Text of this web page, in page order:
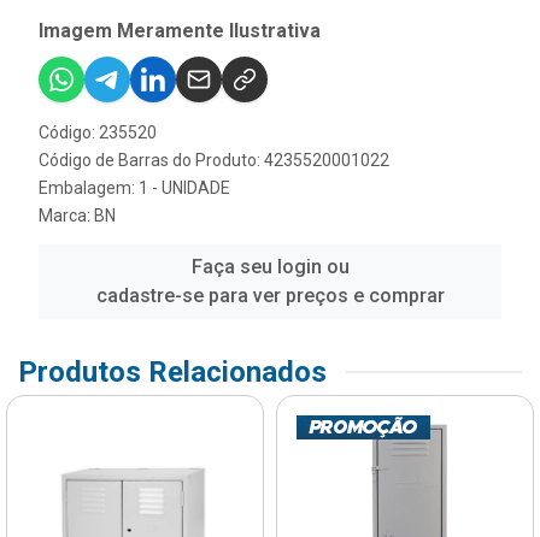
Imagem Meramente Ilustrativa
Código: 235520
Código de Barras do Produto: 4235520001022
Embalagem: 1 - UNIDADE
Marca: BN
Faça seu login ou
cadastre-se para ver preços e comprar
Produtos Relacionados